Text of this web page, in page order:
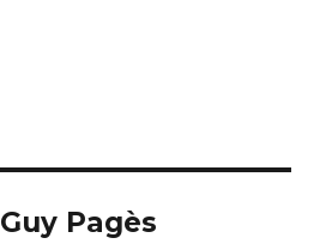
Guy Pagès